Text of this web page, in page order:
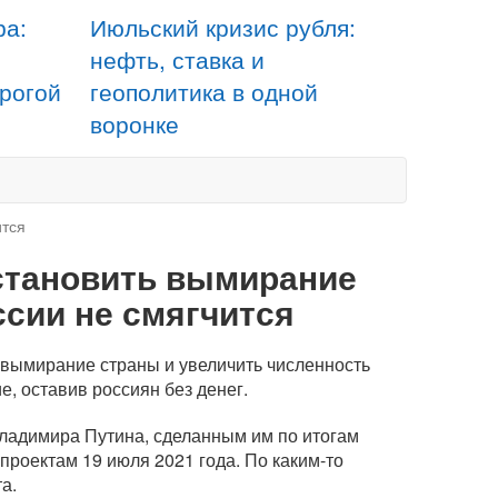
Июльский кризис рубля:
нефть, ставка и
геополитика в одной
воронке
вымирание
не смягчится
страны и увеличить численность
оставив россиян без денег.
Путина, сделанным им по итогам
19 июля 2021 года. По каким-то